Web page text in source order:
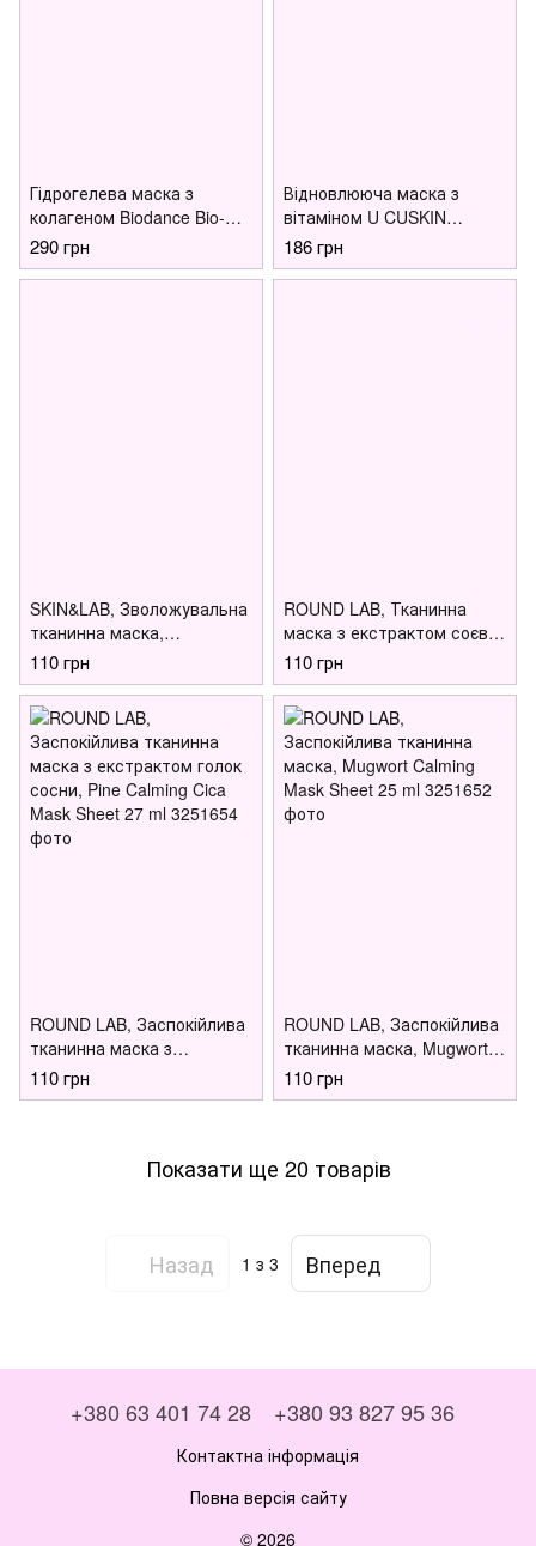
Гідрогелева маска з
колагеном Biodance Bio-
Collagen Real Deep Mask,
34 г
290 грн
Відновлююча маска з
вітаміном U CUSKIN
Vitamin U Essence Soothing
Mask, 1 штk
186 грн
SKIN&LAB, Зволожувальна
тканинна маска,
Barrierderm Deep Moisture
Sheet Mask 25 ml
110 грн
ROUND LAB, Тканинна
маска з екстрактом соєвих
бобів та пантенолом,
Soybean Panthenol Mask
Sheet 25 ml
110 грн
ROUND LAB, Заспокійлива
тканинна маска з
екстрактом голок сосни,
Pine Calming Cica Mask
110 грн
ROUND LAB, Заспокійлива
тканинна маска, Mugwort
Calming Mask Sheet 25 ml
110 грн
Показати ще 20 товарів
Назад 1 з 3 Вперед
+380 63 401 74 28 +380 93 827 95 36
Контактна інформація
Повна версія сайту
© 2026